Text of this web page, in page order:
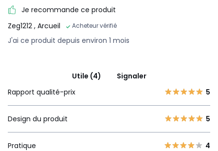
Je recommande ce produit
Zeg1212 , Arcueil Acheteur vérifié
J'ai ce produit depuis environ 1 mois
Utile (4)
Signaler
Rapport qualité-prix
5
Design du produit 5
Pratique 4